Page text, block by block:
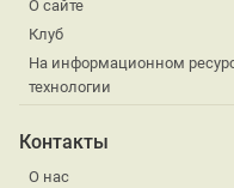
О сайте
Клуб
На информационном
технологии
Контакты
О нас